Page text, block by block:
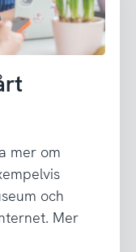
mer om
och
Mer